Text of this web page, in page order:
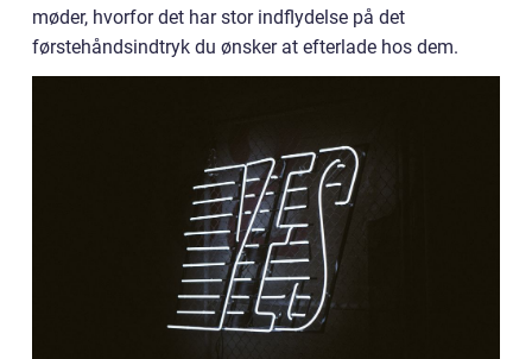
møder, hvorfor det har stor indflydelse på det
førstehåndsindtryk du ønsker at efterlade hos dem.